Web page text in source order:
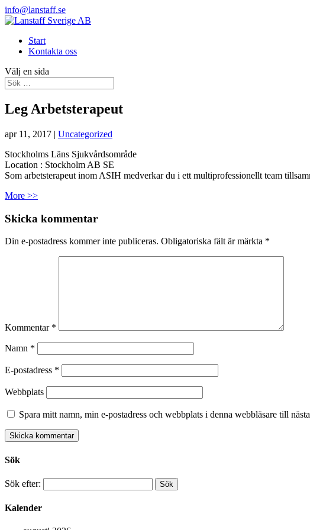
info@lanstaff.se
Start
Kontakta oss
Välj en sida
Leg Arbetsterapeut
apr 11, 2017 | Uncategorized
Stockholms Läns Sjukvårdsområde
Location : Stockholm AB SE
Som arbetsterapeut inom ASIH medverkar du i ett multiprofessionellt team
More >>
Skicka kommentar
Din e-postadress kommer inte publiceras. Obligatoriska fält är märkta *
Kommentar *
Namn *
E-postadress *
Webbplats
Spara mitt namn, min e-postadress och webbplats i denna webbläsare till
Sök
Sök efter:
Kalender